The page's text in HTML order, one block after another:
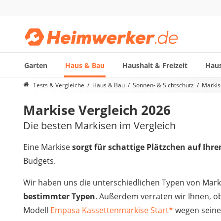
Garten Haus & Bau Haushalt & Freizeit
Die beliebtesten Vergleiche nach Kategorie
Außenleuchte mit Kamera
Ozongenerator
Powerbank
Smart-Home-Rauchmelder
Schlüsseltresor
Überwachungskameras außen
Regendusche
Reizstromgerät
Infrarot-Thermometer
GPS-Tracker
Tests & Vergleiche Haus & Bau Sonnen- & Sichtschutz
Markise Vergleich 2026
Die besten Markisen im Vergleich
Eine Markisesorgt für schattige Plätzchen auf
Budgets.
Wir haben uns die unterschiedlichen Typen von
bestimmter Typen. Außerdem verraten wir Ihnen,
Modell Empasa Kassettenmarkise Start* wegen